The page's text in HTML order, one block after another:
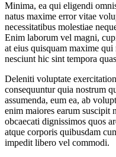
Minima, ea qui eligendi
natus maxime error vitae
necessitatibus molestiae
Enim laborum vel magni,
at eius quisquam maxime
nesciunt hic sint tempora
Deleniti voluptate
consequuntur quia nostrum
assumenda, eum ea, ab
enim maiores earum
obcaecati dignissimos quos
atque corporis quibusdam
impedit libero vel commodi.